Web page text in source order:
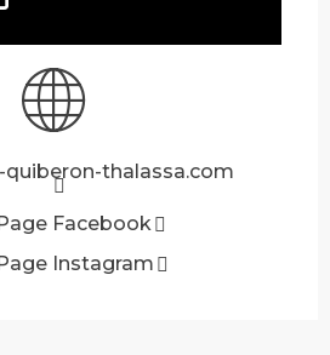
thalassa.com
Facebook
Instagram